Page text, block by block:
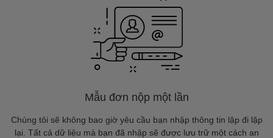
Mẫu đơn nộp một lần
Chúng tôi sẽ không bao giờ yêu cầu bạn nhập thông tin lặp đi lặp
lại. Tất cả dữ liệu mà bạn đã nhập sẽ được lưu trữ một cách an